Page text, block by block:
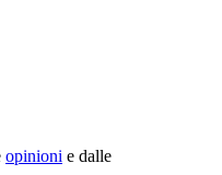
opinioni e dalle